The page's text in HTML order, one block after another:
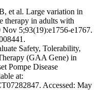
et al. Large variation in
therapy in adults with
Nov 5;93(19):e1756-e1767.
Safety, Tolerability,
(GAA Gene) in
Pompe Disease
at:
Accessed: May